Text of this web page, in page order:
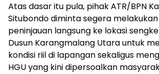
Atas dasar itu pula, pihak ATR/BPN
Situbondo diminta segera
peninjauan langsung ke lokasi
Dusun Karangmalang Utara untuk
kondisi riil di lapangan sekaligus
HGU yang kini dipersoalkan